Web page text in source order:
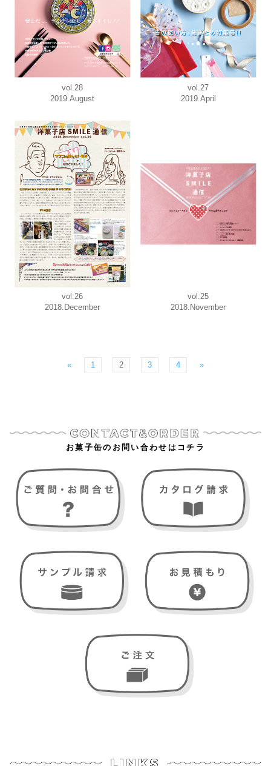
vol.28
2019.August
vol.27
2019.April
vol.26
2018.December
vol.25
2018.November
« 1 2 3 4 »
お菓子缶のお問い合わせはコチラ